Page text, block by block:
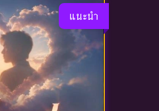
แนะนำ